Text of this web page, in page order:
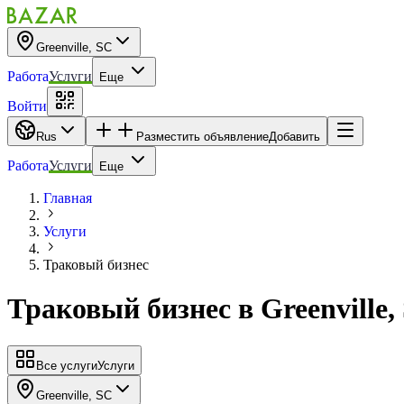
Greenville, SC
РаботаУслуги Еще
Войти
Rus Разместить объявлениеДобавить
РаботаУслуги Еще
Главная
Услуги
Траковый бизнес
Траковый бизнес в Greenville,
Все услугиУслуги
Greenville, SC